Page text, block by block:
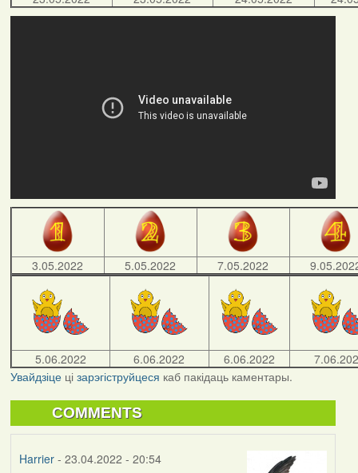
3.05.2022 5.05.2022 7.05.2022
5.06.2022 6.06.2022 6.06.2022
Увайдзіцеці зарэгіструйцеся каб пакідаць каментары.
COMMENTS
Harrier- 23.04.2022 - 20:54